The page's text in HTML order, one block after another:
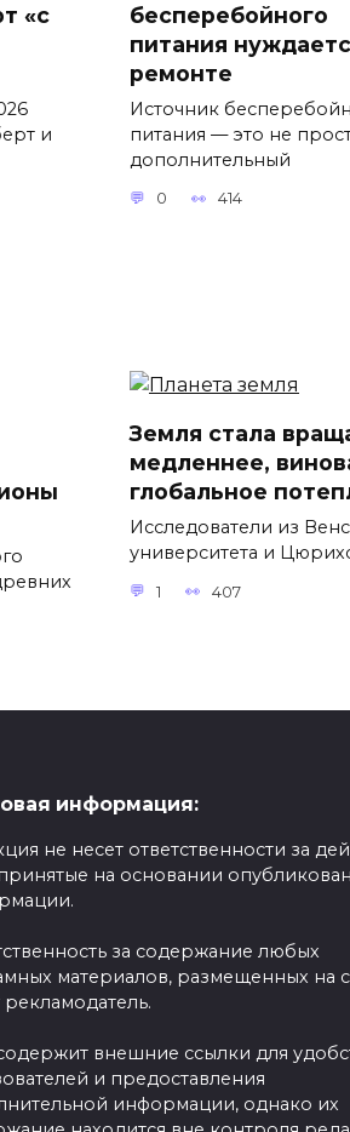
«с
и
бесперебойного
питания
ремонте
Источник
питания — это не
дополнительный
0 414
Земля стала
медленнее,
глобальное
Исследователи из
университета и
1 407
информация:
не несет ответственности за
на основании
за содержание любых
материалов, размещенных на
рекламодатель.
внешние ссылки для
и предоставления
информации, однако их